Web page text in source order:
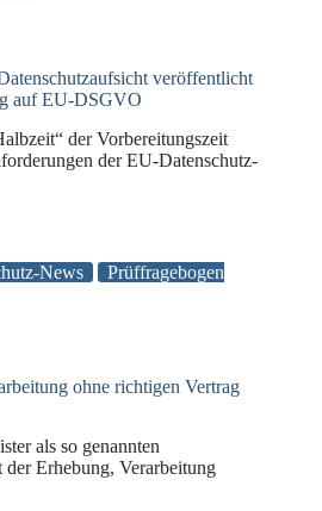
veröffentlicht
auf EU-DSGVO
der Vorbereitungszeit
der EU-Datenschutz-
News
Prüffragebogen
ohne richtigen Vertrag
als so genannten
Erhebung, Verarbeitung